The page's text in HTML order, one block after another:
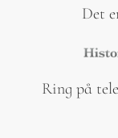
Det
Ring på